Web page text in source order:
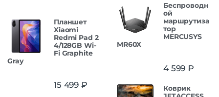
Планшет
Xiaomi
Redmi Pad 2
4/128GB Wi-
Fi Graphite
Gray
15 499 ₽
Беспроводн
ой
маршрутиза
тор
MERCUSYS
MR60X
4 599 ₽
Коврик